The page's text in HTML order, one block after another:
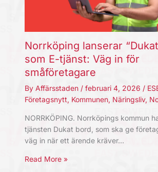
Norrköping lanserar
som E-tjänst: Väg in för
småföretagare
By Affärsstaden / februari 4, 2026 /
Företagsnytt, Kommunen, Näringsliv,
NORRKÖPING. Norrköpings kommun
tjänsten Dukat bord, som ska ge
väg in när ett ärende kräver…
Read More »